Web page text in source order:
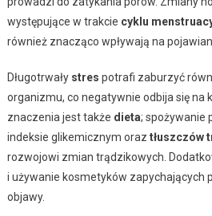
występujące w trakcie cyklu
również znacząco wpływają na
Długotrwały stres potrafi zaburzyć
organizmu, co negatywnie odbija się na
znaczenia jest także dieta; spożywanie
indeksie glikemicznym oraz tłuszczów
rozwojowi zmian trądzikowych.
i używanie kosmetyków zapychających
objawy.